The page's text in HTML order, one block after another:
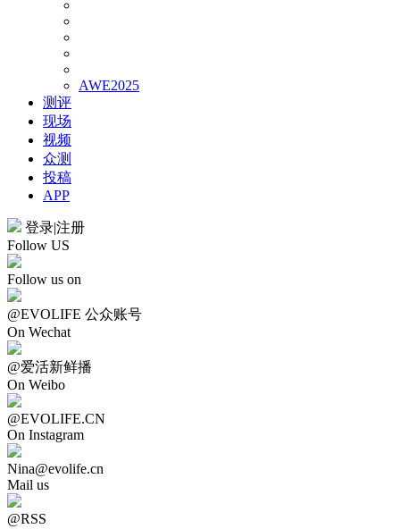
AWE2025
测评
现场
视频
众测
投稿
APP
登录|注册
Follow US
Follow us on
@EVOLIFE 公众账号
On Wechat
@爱活新鲜播
On Weibo
@EVOLIFE.CN
On Instagram
Nina@evolife.cn
Mail us
@RSS